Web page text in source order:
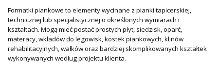
Formatki piankowe to elementy wycinane z pianki tapicerskiej,
technicznej lub specjalistycznej o określonych wymiarach i
kształtach. Mogą mieć postać prostych płyt, siedzisk, oparć,
materacy, wkładów do legowisk, kostek piankowych, klinów
rehabilitacyjnych, wałków oraz bardziej skomplikowanych kształtek
wykonywanych według projektu klienta.